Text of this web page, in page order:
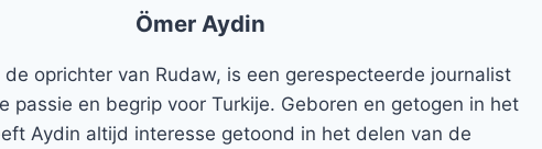
Ömer Aydin
de oprichter van Rudaw, is een gerespecteerde journalist
passie en begrip voor Turkije. Geboren en getogen in het
Aydin altijd interesse getoond in het delen van de